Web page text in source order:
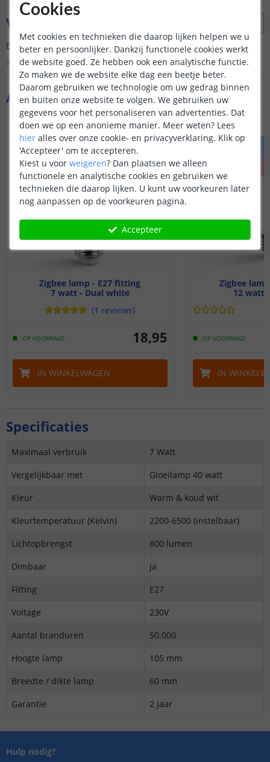
Aanvullende producten
Zigbee lamp - E27 fitting
7 watt - Dual white
(1 reviews)
OP VOORRAAD 18,95
IN WINKELWAGEN
VOORDEELSET
Zigbee
12 watt
OP VOORRAAD
IN
Vraag & antwoord
Er is nog geen vraag gesteld over dit product.
Bekijk alle Vraag & antwoord
Specificaties
Maximaal verbruik
7 Watt
Vergelijkbaar met
Gloeilamp 40 watt
Kleur
Warm & koud wit
Kleurtemperatuur (Kelvin)
2200-6500 (instelbaar)
Lichtopbrengst
800 lumen
Dimbaar
Ja
Fitting
E27
Voltage
230V
Aantal branduren
50.000
Hoogte lamp
105 mm
Breedte / dikte lamp
60 mm
Garantie
2 jaar
Hulp nodig?
Cookies
Met cookies en technieken die daarop lijken helpen we u
beter en persoonlijker. Dankzij functionele cookies werkt
de website goed. Ze hebben ook een analytische functie.
Zo maken we de website elke dag een beetje beter.
Daarom gebruiken we technologie om uw gedrag binnen
en buiten onze website te volgen. We gebruiken uw
gegevens voor het personaliseren van advertenties. Dat
doen we op een anonieme manier. Meer weten? Lees
hier alles over onze cookie- en privacyverklaring. Klik op
'Accepteer' om te accepteren.
Kiest u voor weigeren? Dan plaatsen we alleen
functionele en analytische cookies en gebruiken we
technieken die daarop lijken. U kunt uw voorkeuren later
nog aanpassen op de voorkeuren pagina.
Accepteer